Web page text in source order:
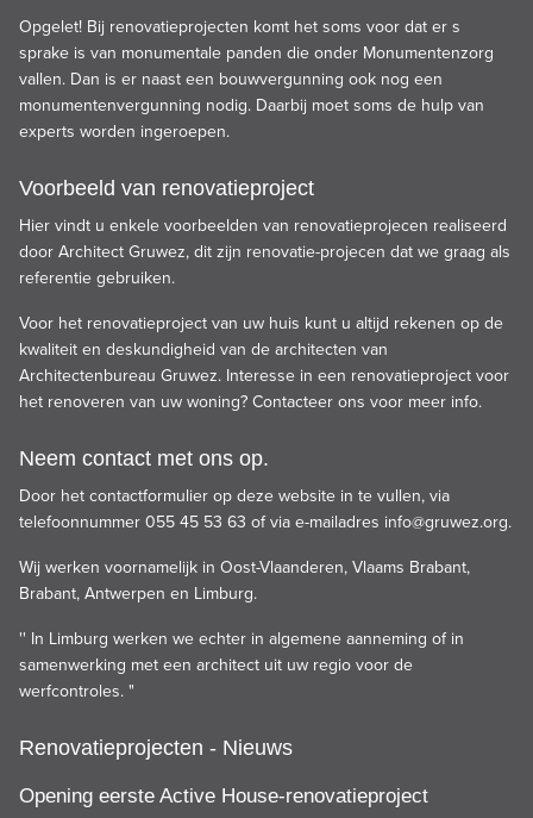
Opgelet! Bij renovatieprojecten komt het soms voor dat er s
sprake is van monumentale panden die onder Monumentenzorg
vallen. Dan is er naast een bouwvergunning ook nog een
monumentenvergunning nodig. Daarbij moet soms de hulp van
experts worden ingeroepen.
Voorbeeld van renovatieproject
Hier vindt u enkele voorbeelden van renovatieprojecen realiseerd
door Architect Gruwez, dit zijn renovatie-projecen dat we graag als
referentie gebruiken.
Voor het renovatieproject van uw huis kunt u altijd rekenen op de
kwaliteit en deskundigheid van de architecten van
Architectenbureau Gruwez. Interesse in een renovatieproject voor
het renoveren van uw woning? Contacteer ons voor meer info.
Neem contact met ons op.
Door het contactformulier op deze website in te vullen, via
telefoonnummer 055 45 53 63 of via e-mailadres info@gruwez.org.
Wij werken voornamelijk in Oost-Vlaanderen, Vlaams Brabant,
Brabant, Antwerpen en Limburg.
'' In Limburg werken we echter in algemene aanneming of in
samenwerking met een architect uit uw regio voor de
werfcontroles. "
Renovatieprojecten - Nieuws
Opening eerste Active House-renovatieproject